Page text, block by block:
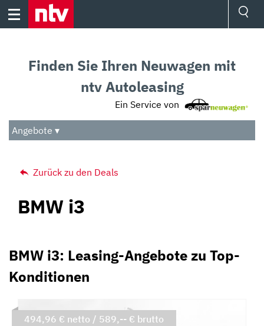
Skip
Audio
Das Beste
Finden Sie Ihren Neuwagen mit
ntv Autoleasing
Ein Service von
Angebote ▾
Zurück zu den Deals
BMW i3
BMW i3: Leasing-Angebote zu Top-
Konditionen
494,96 € netto / 589,-- € brutto